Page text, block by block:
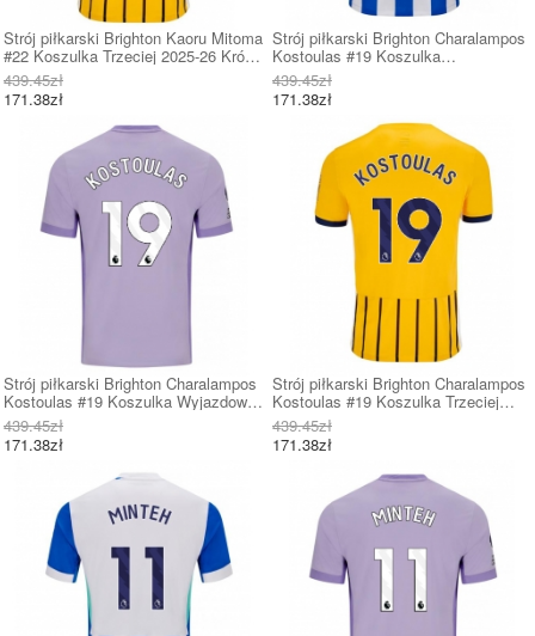
Strój piłkarski Brighton Kaoru Mitoma
#22 Koszulka Trzeciej 2025-26 Krótki
Rękaw
439.45zł
171.38zł
Strój piłkarski Brighton Charalampos
Kostoulas #19 Koszulka
Podstawowej 2025-26 Krótki Rękaw
439.45zł
171.38zł
Strój piłkarski Brighton Charalampos
Kostoulas #19 Koszulka Wyjazdowej
2025-26 Krótki Rękaw
439.45zł
171.38zł
Strój piłkarski Brighton Charalampos
Kostoulas #19 Koszulka Trzeciej
2025-26 Krótki Rękaw
439.45zł
171.38zł